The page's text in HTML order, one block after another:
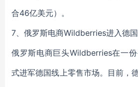
合46亿美元）。
7、俄罗斯电商Wildberries进入德
俄罗斯电商巨头Wildberries在一
式进军德国线上零售市场。目前，